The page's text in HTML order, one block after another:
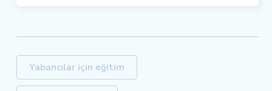
Yabancılar için eğitim